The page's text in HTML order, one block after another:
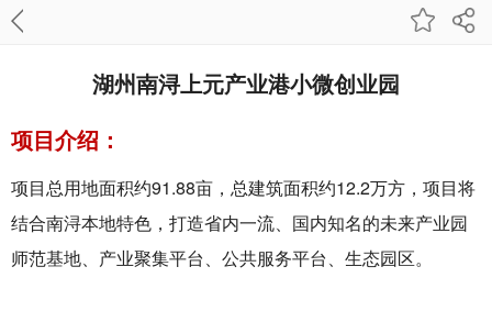
湖州南浔上元产业港小微创业园
项目介绍：
项目总用地面积约91.88亩，总建筑面积约12.2万方，项目将
结合南浔本地特色，打造省内一流、国内知名的未来产业园
师范基地、产业聚集平台、公共服务平台、生态园区。